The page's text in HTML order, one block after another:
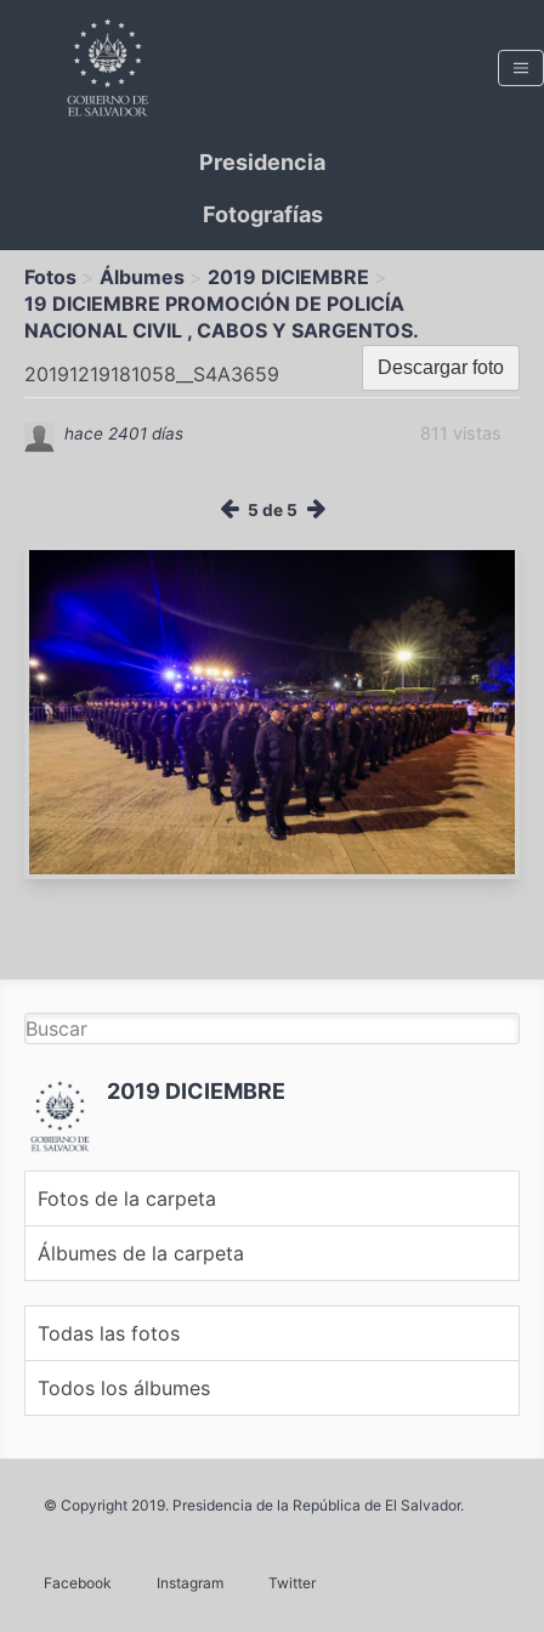
Presidencia
Fotografías
Fotos Álbumes
2019 DICIEMBRE
19 DICIEMBRE PROMOCIÓN DE POLICÍA
NACIONAL CIVIL , CABOS Y SARGENTOS.
Descargar foto
20191219181058__S4A3659
811 vistas
hace 2401 días
5 de 5
2019 DICIEMBRE
Fotos de la carpeta
Álbumes de la carpeta
Todas las fotos
Todos los álbumes
© Copyright 2019. Presidencia de la República de El Salvador.
Facebook Instagram Twitter